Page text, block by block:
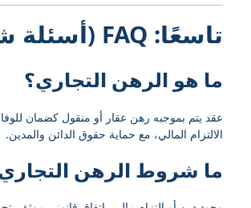
تاسعًا: FAQ (أسئلة شائعة)
ما هو الرهن التجاري؟
عقد يتم بموجبه رهن عقار أو منقول كضمان
الالتزام المالي، مع حماية حقوق الدائن والمدين.
ما شروط الرهن